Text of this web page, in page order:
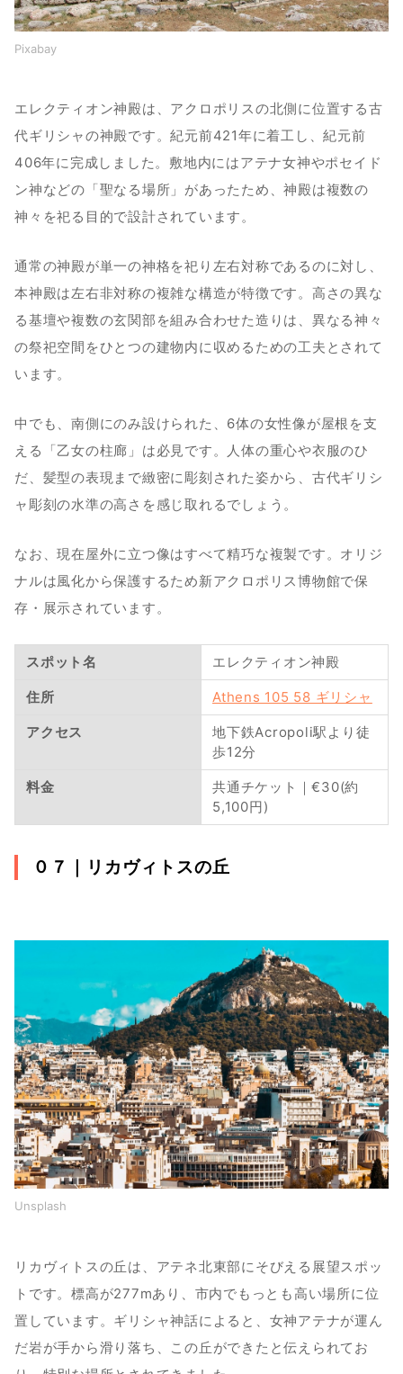
Pixabay
エレクティオン神殿は、アクロポリスの北側に位置する古
代ギリシャの神殿です。紀元前421年に着工し、紀元前
406年に完成しました。敷地内にはアテナ女神やポセイド
ン神などの「聖なる場所」があったため、神殿は複数の
神々を祀る目的で設計されています。
通常の神殿が単一の神格を祀り左右対称であるのに対し、
本神殿は左右非対称の複雑な構造が特徴です。高さの異な
る基壇や複数の玄関部を組み合わせた造りは、異なる神々
の祭祀空間をひとつの建物内に収めるための工夫とされて
います。
中でも、南側にのみ設けられた、6体の女性像が屋根を支
える「乙女の柱廊」は必見です。人体の重心や衣服のひ
だ、髪型の表現まで緻密に彫刻された姿から、古代ギリシ
ャ彫刻の水準の高さを感じ取れるでしょう。
なお、現在屋外に立つ像はすべて精巧な複製です。オリジ
ナルは風化から保護するため新アクロポリス博物館で保
存・展示されています。
スポット名 エレクティオン神殿
住所 Athens 105 58 ギリシャ
アクセス
地下鉄Acropoli駅より徒
歩12分
料金
共通チケット｜€30(約
5,100円)
０７｜ リカヴィトスの丘
Unsplash
リカヴィトスの丘は、アテネ北東部にそびえる展望スポッ
トです。標高が277mあり、市内でもっとも高い場所に位
置しています。ギリシャ神話によると、女神アテナが運ん
だ岩が手から滑り落ち、この丘ができたと伝えられてお